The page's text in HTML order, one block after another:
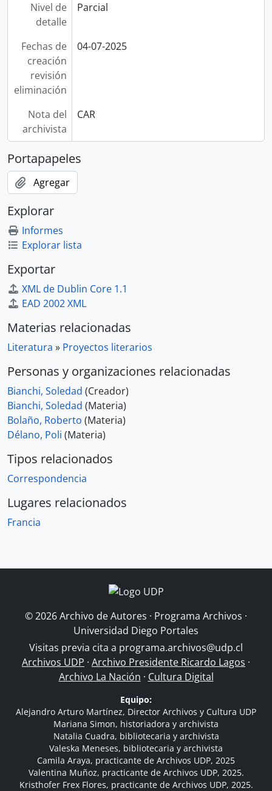
Nivel de
detalle
Parcial
Fechas de
creación
revisión
eliminación
04-07-2025
Nota del
archivista
CAR
Portapapeles
Agregar
Explorar
Informes
Explorar lista
Exportar
XML de Dublin Core 1.1
EAD 2002 XML
Materias relacionadas
Literatura » Proyectos literarios
Personas y organizaciones relacionadas
Bianchi, Soledad (Creador)
Bianchi, Soledad (Materia)
Bolaño, Roberto (Materia)
Délano, Poli (Materia)
Tipos relacionados
Correspondencia
Lugares relacionados
Francia
© 2026 Archivo de Autores · Programa Archivos ·
Universidad Diego Portales
Visitas previa cita a programa.archivos@udp.cl
Archivos UDP · Archivo Presidente Ricardo Lagos ·
Archivo La Nación · Cultura Digital
Equipo:
Alejandro Arturo Martínez, Director Archivos y Cultura UDP
Mariana Simon, historiadora y archivista
Natalia Cuadra, bibliotecaria y archivista
Valeska Meneses, bibliotecaria y archivista
Camila Araya, practicante de Archivos UDP, 2025
Valentina Muñoz, practicante de Archivos UDP, 2025.
Kristhofer Frex Flores, practicante de Archivos UDP, 2025.